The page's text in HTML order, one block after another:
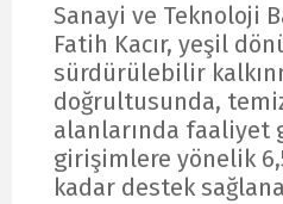
Sanayi ve Teknoloji
Fatih Kacır, yeşil
sürdürülebilir
doğrultusunda,
alanlarında faaliyet
girişimlere yönelik
kadar destek